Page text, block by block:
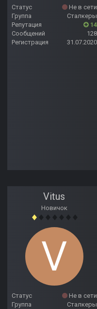
Статус
Не в сети
Группа
Сталкеры
Репутация
14
Сообщений
128
Регистрация
31.07.2020
Vitus
Новичок
Статус
Не в сети
Группа
Сталкеры